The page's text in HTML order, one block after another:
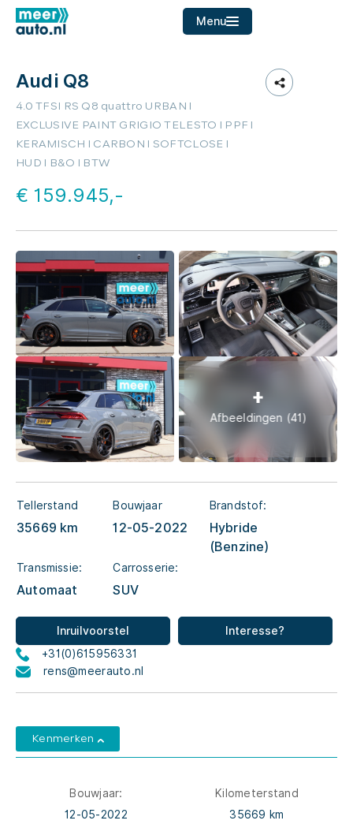
Menu
Aanbod
Contact
Audi Q8
4.0 TFSI RS Q8 quattro URBAN l
EXCLUSIVE PAINT GRIGIO TELESTO l PPF l
KERAMISCH l CARBON l SOFTCLOSE l
HUD l B&O l BTW
€ 159.945,-
Afbeeldingen (41)
Tellerstand
35669 km
Bouwjaar
12-05-2022
Brandstof:
Hybride
(Benzine)
Transmissie:
Automaat
Carrosserie:
SUV
Inruilvoorstel
Interesse?
+31(0)615956331
rens@meerauto.nl
Kenmerken
Bouwjaar:
12-05-2022
Kilometerstand
35669 km